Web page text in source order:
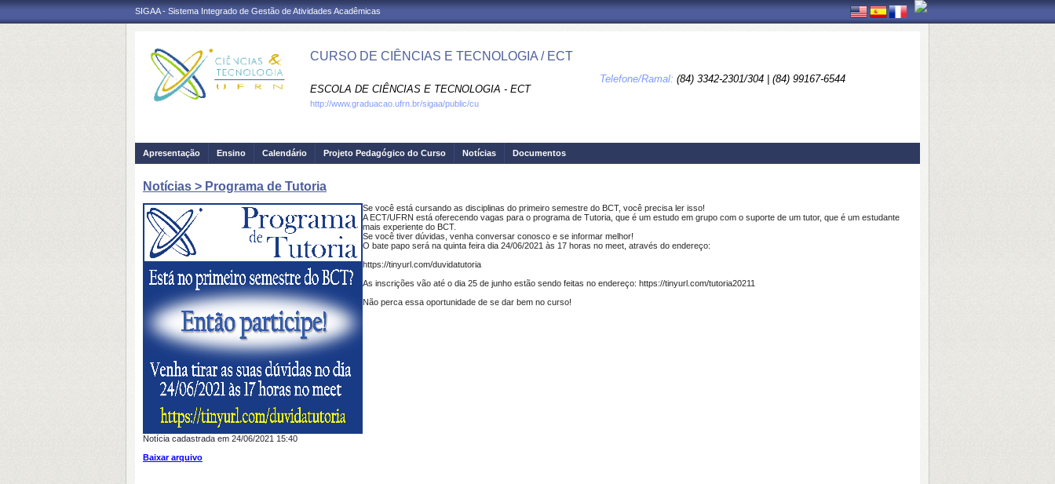
SIGAA - Sistema Integrado de Gestão de Atividades Acadêmicas
CURSO DE CIÊNCIAS E TECNOLOGIA / ECT
ESCOLA DE CIÊNCIAS E TECNOLOGIA - ECT
Telefone/Ramal: (84) 3342-2301/304 | (84) 99167-6544
http://www.graduacao.ufrn.br/sigaa/public/cu
Apresentação Ensino Calendário Projeto Pedagógico do Curso Notícias Documentos
Notícias > Programa de Tutoria
Se você está cursando as disciplinas do primeiro semestre do BCT, você precisa ler isso!
A ECT/UFRN está oferecendo vagas para o programa de Tutoria, que é um estudo em grupo com o suporte de um tutor, que é um estudante
mais experiente do BCT.
Se você tiver dúvidas, venha conversar conosco e se informar melhor!
O bate papo será na quinta feira dia 24/06/2021 às 17 horas no meet, através do endereço:
https://tinyurl.com/duvidatutoria
As inscrições vão até o dia 25 de junho estão sendo feitas no endereço: https://tinyurl.com/tutoria20211
Não perca essa oportunidade de se dar bem no curso!
Notícia cadastrada em 24/06/2021 15:40
Baixar arquivo